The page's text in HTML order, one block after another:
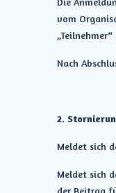
vom
Nach
2.
Meldet sich
Meldet sich